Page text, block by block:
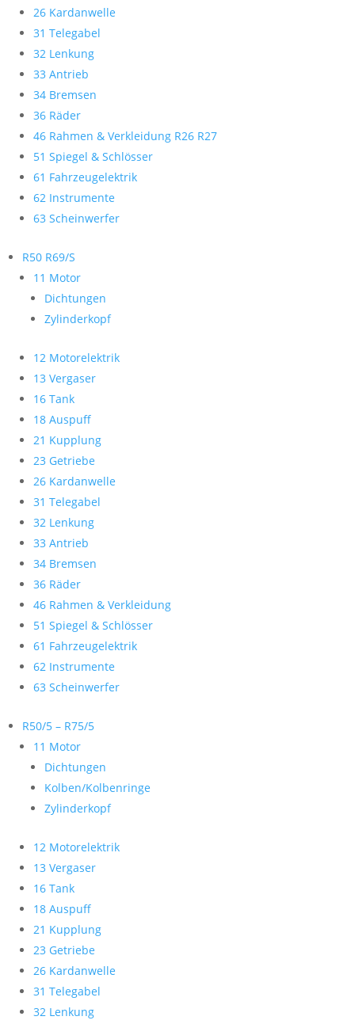
26 Kardanwelle
31 Telegabel
32 Lenkung
33 Antrieb
34 Bremsen
36 Räder
46 Rahmen & Verkleidung R26 R27
51 Spiegel & Schlösser
61 Fahrzeugelektrik
62 Instrumente
63 Scheinwerfer
R50 R69/S
11 Motor
Dichtungen
Zylinderkopf
12 Motorelektrik
13 Vergaser
16 Tank
18 Auspuff
21 Kupplung
23 Getriebe
26 Kardanwelle
31 Telegabel
32 Lenkung
33 Antrieb
34 Bremsen
36 Räder
46 Rahmen & Verkleidung
51 Spiegel & Schlösser
61 Fahrzeugelektrik
62 Instrumente
63 Scheinwerfer
R50/5 – R75/5
11 Motor
Dichtungen
Kolben/Kolbenringe
Zylinderkopf
12 Motorelektrik
13 Vergaser
16 Tank
18 Auspuff
21 Kupplung
23 Getriebe
26 Kardanwelle
31 Telegabel
32 Lenkung